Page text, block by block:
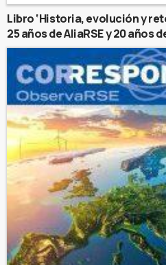
Libro ‘Historia, evolución y
25 años de AliaRSE y 20 años